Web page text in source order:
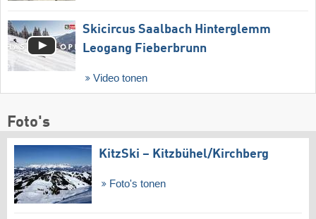
Skicircus Saalbach Hinterglemm
Leogang Fieberbrunn
Video tonen
Foto's
KitzSki – Kitzbühel/​Kirchberg
Foto's tonen